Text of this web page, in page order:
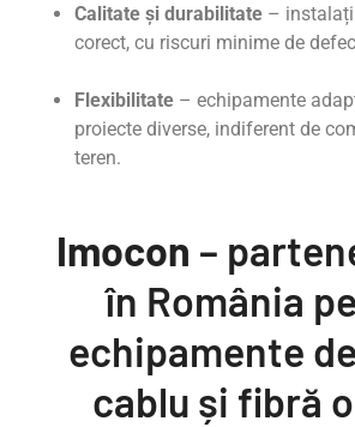
Calitate și durabilitate –
corect, cu riscuri minime de
Flexibilitate – echipamente
proiecte diverse, indiferent de
teren.
Imocon –
în România
echipamente
cablu și fibră